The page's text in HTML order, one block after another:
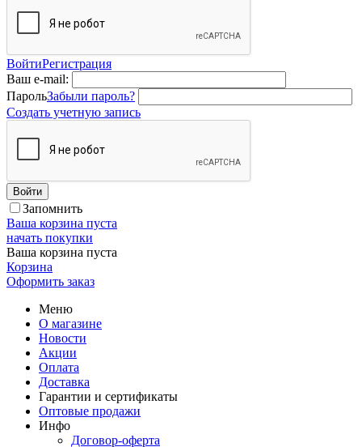
ВойтиРегистрация
Ваш e-mail:
ПарольЗабыли пароль?
Создать учетную запись
Войти
Запомнить
Ваша корзина пуста
начать покупки
Ваша корзина пуста
Корзина
Оформить заказ
Меню
О магазине
Новости
Акции
Оплата
Доставка
Гарантии и сертификаты
Оптовые продажи
Инфо
Договор-оферта